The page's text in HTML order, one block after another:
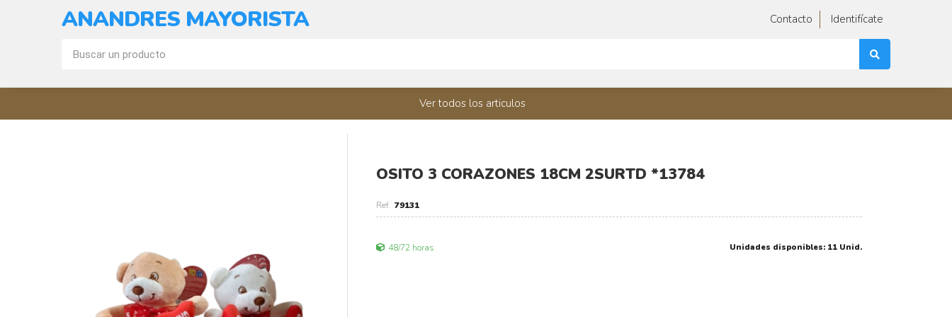
ANANDRES MAYORISTA Contacto Identifícate
Ver todos los articulos
OSITO 3 CORAZONES 18CM 2SURTD *13784
79131
48/72 horas Unidades disponibles: 11 Unid.